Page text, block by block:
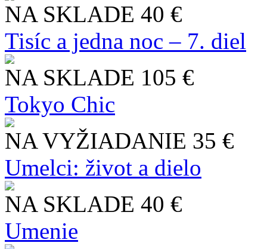
NA SKLADE 40 €
Tisíc a jedna noc – 7. diel
NA SKLADE 105 €
Tokyo Chic
NA VYŽIADANIE 35 €
Umelci: život a dielo
NA SKLADE 40 €
Umenie